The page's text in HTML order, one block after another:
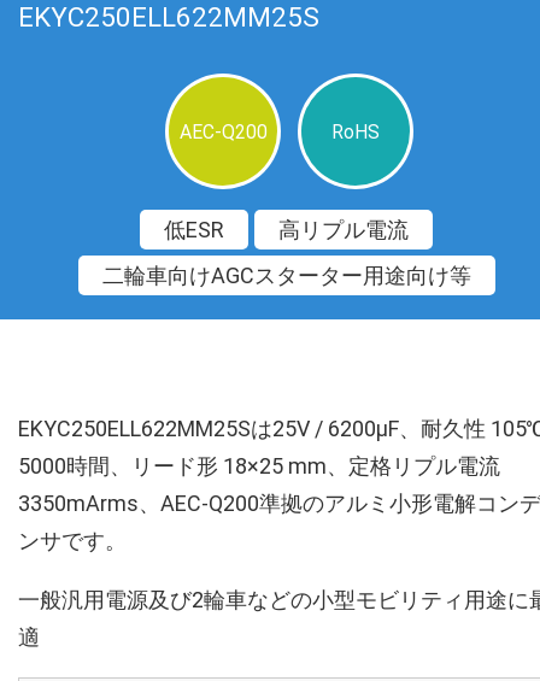
EKYC250ELL622MM25S
AEC-Q200 RoHS
低ESR
高リプル電流
二輪車向けAGCスターター用途向け等
EKYC250ELL622MM25Sは25V / 6200µF、耐久性
5000時間、リード形 18×25 mm、定格リプル電流
3350mArms、AEC-Q200準拠のアルミ小形電解コンデ
ンサです。
一般汎用電源及び2輪車などの小型モビリティ用途に
適